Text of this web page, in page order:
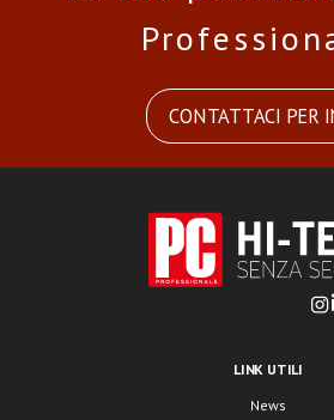
CONTATTACI PER
LINK UTILI
News